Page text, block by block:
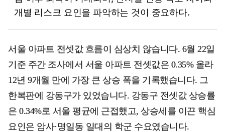
개별 리스크 요인을 파악하는 것이 중요하다.
서울 아파트 전셋값 흐름이 심상치 않습니다. 6월 22일
기준 주간 조사에서 서울 아파트 전셋값은 0.35% 올라
12년 9개월 만에 가장 큰 상승 폭을 기록했습니다. 그
한복판에 강동구가 있었습니다. 강동구 전셋값 상승률
은 0.34%로 서울 평균에 근접했고, 상승세를 이끈 핵심
요인은 암사·명일동 일대의 학군 수요였습니다.